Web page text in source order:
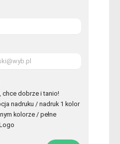
chce dobrze i tanio!
nadruku / nadruk 1 kolor
kolorze / pełne